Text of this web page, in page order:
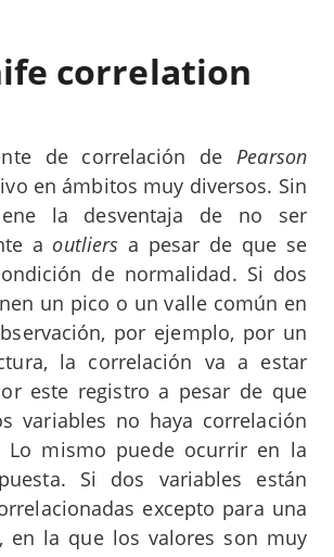
correlation
de correlación dePearson
en ámbitos muy diversos. Sin
la desventaja de no ser
a outliers a pesar de que se
de normalidad. Si dos
un pico o un valle común en
por ejemplo, por un
la correlación va a estar
este registro a pesar de que
variables no haya correlación
Lo mismo puede ocurrir en la
Si dos variables están
excepto para una
en la que los valores son muy